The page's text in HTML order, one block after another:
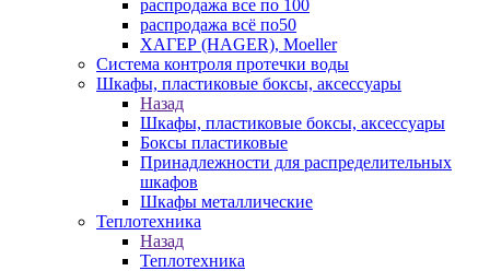
распродажа все по 100
распродажа всё по50
ХАГЕР (HAGER), Moeller
Система контроля протечки воды
Шкафы, пластиковые боксы, аксессуары
Назад
Шкафы, пластиковые боксы, аксессуары
Боксы пластиковые
Принадлежности для распределительных
шкафов
Шкафы металлические
Теплотехника
Назад
Теплотехника